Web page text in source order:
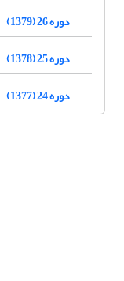
دوره 26 (1379)
دوره 25 (1378)
دوره 24 (1377)